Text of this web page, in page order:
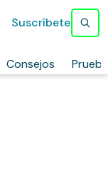
Consejos
Suscríbete